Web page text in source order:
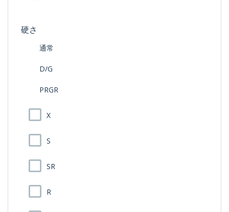
硬さ
通常
D/G
PRGR
X
S
SR
R